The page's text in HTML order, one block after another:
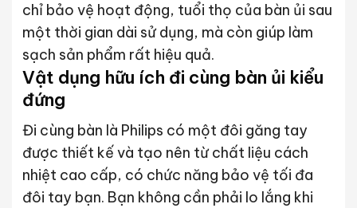
chỉ bảo vệ hoạt động, tuổi thọ của bàn ủi sau
một thời gian dài sử dụng, mà còn giúp làm
sạch sản phẩm rất hiệu quả.
Vật dụng hữu ích đi cùng bàn ủi kiểu
đứng
Đi cùng bàn là Philips có một đôi găng tay
được thiết kế và tạo nên từ chất liệu cách
nhiệt cao cấp, có chức năng bảo vệ tối đa
đôi tay bạn. Bạn không cần phải lo lắng khi